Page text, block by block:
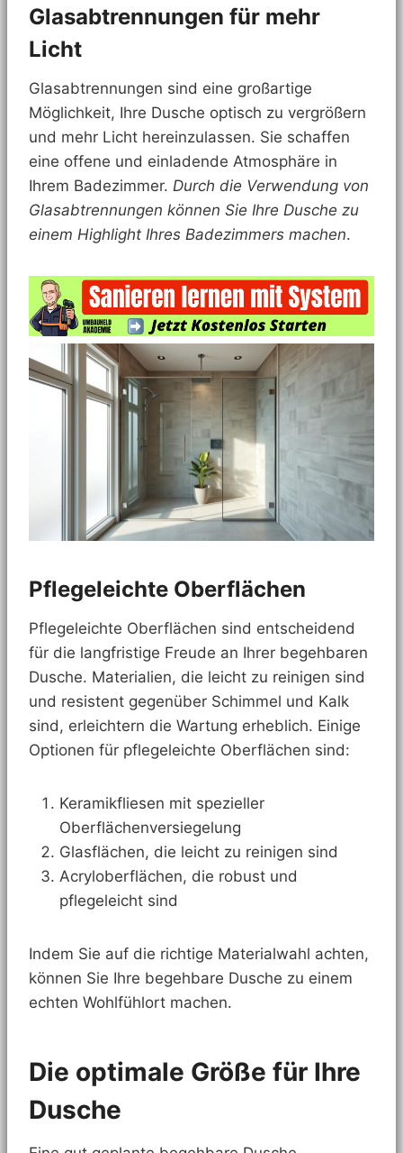
Glasabtrennungen für mehr
Licht
Glasabtrennungen sind eine großartige
Möglichkeit, Ihre Dusche optisch zu vergrößern
und mehr Licht hereinzulassen. Sie schaffen
eine offene und einladende Atmosphäre in
Ihrem Badezimmer. Durch die Verwendung von
Glasabtrennungen können Sie Ihre Dusche zu
einem Highlight Ihres Badezimmers machen.
Pflegeleichte Oberflächen
Pflegeleichte Oberflächen sind entscheidend
für die langfristige Freude an Ihrer begehbaren
Dusche. Materialien, die leicht zu reinigen sind
und resistent gegenüber Schimmel und Kalk
sind, erleichtern die Wartung erheblich. Einige
Optionen für pflegeleichte Oberflächen sind:
Keramikfliesen mit spezieller
Oberflächenversiegelung
Glasflächen, die leicht zu reinigen sind
Acryloberflächen, die robust und
pflegeleicht sind
Indem Sie auf die richtige Materialwahl achten,
können Sie Ihre begehbare Dusche zu einem
echten Wohlfühlort machen.
Die optimale Größe für Ihre
Dusche